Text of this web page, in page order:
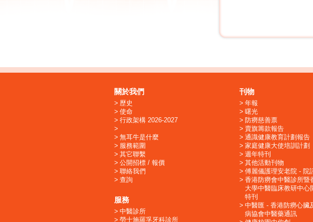
關於我們
歷史
使命
行政架構 2026-2027
無耳牛是什麼
服務範圍
其它聯繫
公開招標 / 報價
聯絡我們
查詢
服務
中醫診所
勞士施羅孚牙科診所
刊物
年報
曙光
防癆慈善票
賣旗籌款報告
通識健康教育計劃報告
家庭健康大使培訓計劃
週年特刊
其他活動刊物
傅麗儀護理安老院 - 院
香港防癆會中醫診所暨
大學中醫臨床教研中心
特刊
中醫匯 - 香港防癆心臟
病協會中醫藥通訊